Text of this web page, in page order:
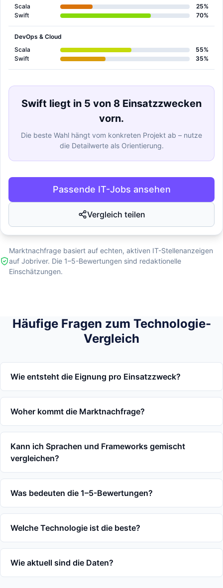
Scala
25%
Swift
70%
DevOps & Cloud
Scala
55%
Swift
35%
Swift liegt in 5 von 8 Einsatzzwecken
vorn.
Die beste Wahl hängt vom konkreten Projekt ab – nutze
die Detailwerte als Orientierung.
Passende IT-Jobs ansehen
Vergleich teilen
Marktnachfrage basiert auf echten, aktiven IT-Stellenanzeigen
auf Jobriver. Die 1–5-Bewertungen sind redaktionelle
Einschätzungen.
Häufige Fragen zum Technologie-
Vergleich
Wie entsteht die Eignung pro Einsatzzweck?
Woher kommt die Marktnachfrage?
Kann ich Sprachen und Frameworks gemischt
vergleichen?
Was bedeuten die 1–5-Bewertungen?
Welche Technologie ist die beste?
Wie aktuell sind die Daten?